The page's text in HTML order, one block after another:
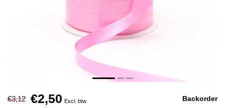
€3,12 €2,50 Excl. btw Backorder